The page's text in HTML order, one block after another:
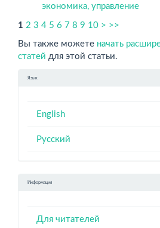
экономика, управление
1 2 3 4 5 6 7 8 9 10 > >>
Вы также можете начать
статей для этой статьи.
Язык
English
Русский
Информация
Для читателей